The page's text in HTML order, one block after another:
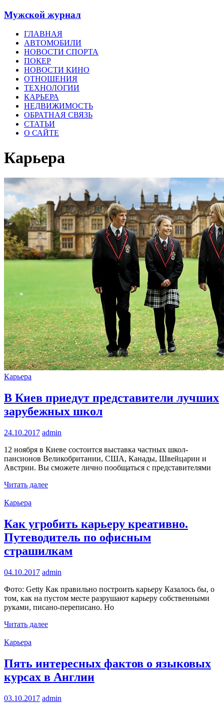
Мужской журнал
ГЛАВНАЯ
АВТОМОБИЛИ
НОВОСТИ СПОРТА
ПОКЕР
НОВОСТИ КИНО
ОТНОШЕНИЯ
ТЕХНОЛОГИИ
КАРЬЕРА
НЕДВИЖИМОСТЬ
ОБРАТНАЯ СВЯЗЬ
СТАТЬИ
О САЙТЕ
Карьера
Карьера
В Киев приедут представители лучших
зарубежных школ
24.10.2017 admin
12 ноября в Киеве состоится выставка частных школ-
пансионов Великобритании, США, Канады, Швейцарии и
Австрии. Вы сможете лично пообщаться с представителями
Читать далее
Карьера
Как угробить карьеру креативно.
Путеводитель по офисным
страшилкам
04.10.2017 admin
Фото: Getty Как правильно построить карьеру Казалось бы, о
том, как на пустом месте разрушают карьеру собственными
руками, писано-переписано. Но
Читать далее
Карьера
Пять интересных фактов о языковых
курсах в Англии
03.10.2017 admin